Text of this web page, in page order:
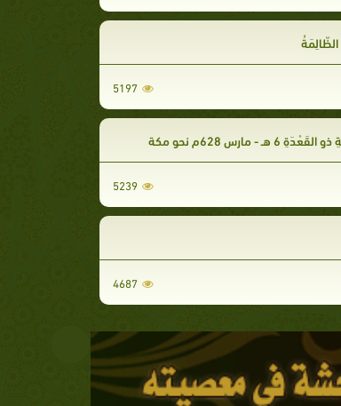
5197
- مارس 628م نحو مكة
5239
4687